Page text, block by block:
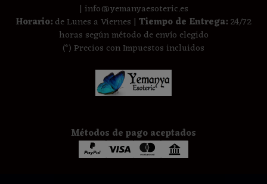
| info@yemanyaesoteric.es
Horario:de Lunes a Viernes | Tiempo de Entrega:24/72
horas según método de envío elegido
(*) Precios con Impuestos incluidos
Métodos de pago aceptados